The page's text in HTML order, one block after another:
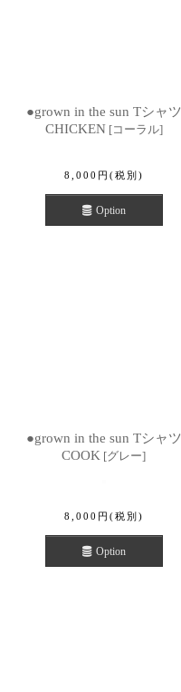
●grown in the sun Tシャツ
CHICKEN [コーラル]
8,000 円 (税別)
Option
●grown in the sun Tシャツ
COOK [グレー]
8,000 円 (税別)
Option